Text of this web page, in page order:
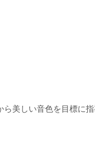
美しい音色を目標に指